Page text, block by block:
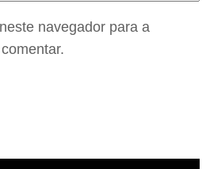
navegador para a